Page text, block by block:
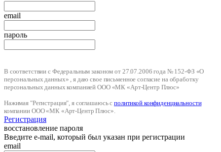
email
пароль
В соответствии с Федеральным законом от 27.07.2006 года № 152-ФЗ «О
персональных данных» , я даю свое письменное согласие на обработку
персональных данных компанией ООО «МК «Арт-Центр Плюс»
Нажимая "Регистрация", я соглашаюсь сполитикой конфиденциальности
компании ООО «МК «Арт-Центр Плюс».
Регистрация
восстановление пароля
Введите e-mail, который был указан при регистрации
email